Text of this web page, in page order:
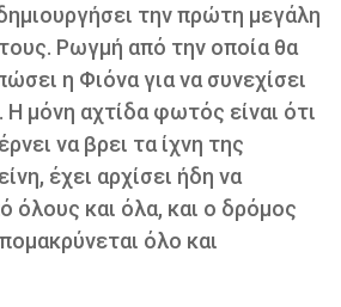
την πρώτη μεγάλη
Ρωγμή από την οποία θα
η Φιόνα για να συνεχίσει
Η μόνη αχτίδα φωτός είναι ότι
να βρει τα ίχνη της
έχει αρχίσει ήδη να
όλους και όλα, και ο δρόμος
όλο και